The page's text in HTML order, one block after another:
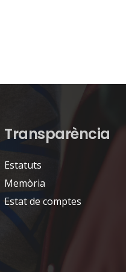
Transparència
Estatuts
Memòria
Estat de comptes